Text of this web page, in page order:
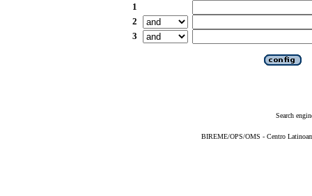
1
2
3
Search
BIREME/OPS/OMS - Centro